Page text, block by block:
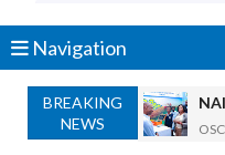
Navigation
BREAKING
NEWS